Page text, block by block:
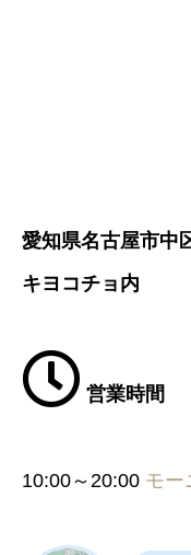
愛知県名古屋市
キヨコチョ内
営業時間
10:00～20:00 モー